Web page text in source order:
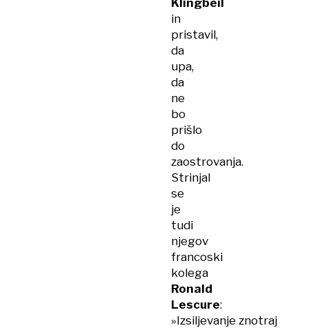
Klingbeil
in
pristavil,
da
upa,
da
ne
bo
prišlo
do
zaostrovanja.
Strinjal
se
je
tudi
njegov
francoski
kolega
Ronald
Lescure:
»Izsiljevanje znotraj